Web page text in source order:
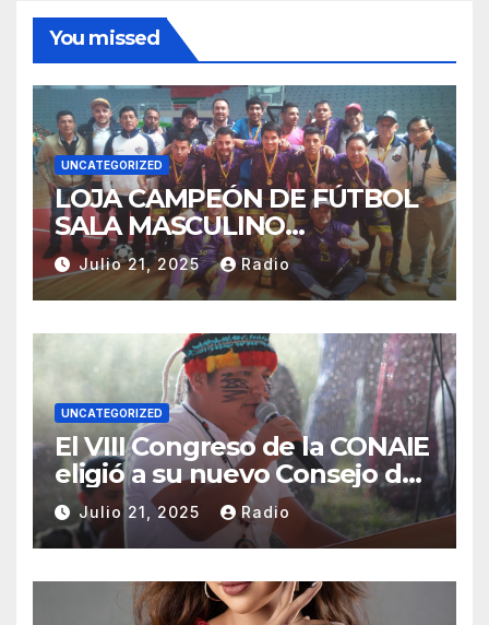
You missed
UNCATEGORIZED
LOJA CAMPEÓN DE FÚTBOL
SALA MASCULINO
TUNGURAHUA 2025.
Julio 21, 2025 Radio
UNCATEGORIZED
El VIII Congreso de la CONAIE
eligió a su nuevo Consejo de
Gobierno de la CONAIE 2025–
2028.
Julio 21, 2025 Radio